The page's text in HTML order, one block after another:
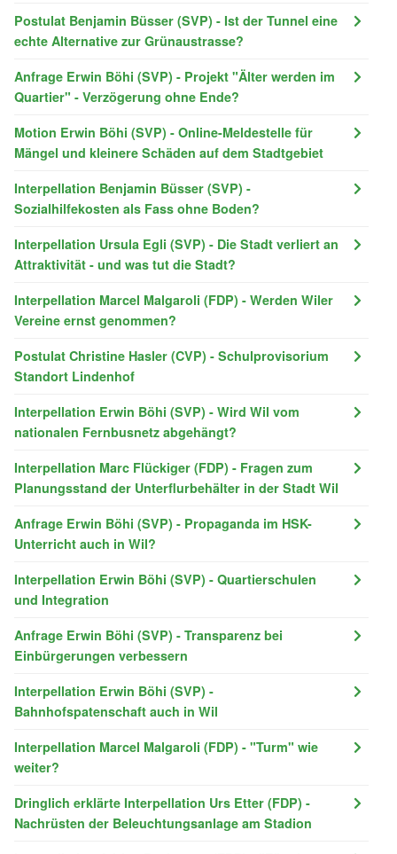
Postulat Benjamin Büsser (SVP) - Ist der Tunnel eine
echte Alternative zur Grünaustrasse?
Anfrage Erwin Böhi (SVP) - Projekt "Älter werden im
Quartier" - Verzögerung ohne Ende?
Motion Erwin Böhi (SVP) - Online-Meldestelle für
Mängel und kleinere Schäden auf dem Stadtgebiet
Interpellation Benjamin Büsser (SVP) -
Sozialhilfekosten als Fass ohne Boden?
Interpellation Ursula Egli (SVP) - Die Stadt verliert an
Attraktivität - und was tut die Stadt?
Interpellation Marcel Malgaroli (FDP) - Werden Wiler
Vereine ernst genommen?
Postulat Christine Hasler (CVP) - Schulprovisorium
Standort Lindenhof
Interpellation Erwin Böhi (SVP) - Wird Wil vom
nationalen Fernbusnetz abgehängt?
Interpellation Marc Flückiger (FDP) - Fragen zum
Planungsstand der Unterflurbehälter in der Stadt Wil
Anfrage Erwin Böhi (SVP) - Propaganda im HSK-
Unterricht auch in Wil?
Interpellation Erwin Böhi (SVP) - Quartierschulen
und Integration
Anfrage Erwin Böhi (SVP) - Transparenz bei
Einbürgerungen verbessern
Interpellation Erwin Böhi (SVP) -
Bahnhofspatenschaft auch in Wil
Interpellation Marcel Malgaroli (FDP) - "Turm" wie
weiter?
Dringlich erklärte Interpellation Urs Etter (FDP) -
Nachrüsten der Beleuchtungsanlage am Stadion